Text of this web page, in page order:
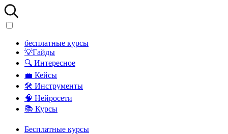
бесплатные курсы
💡Гайды
🔍 Интересное
💼 Кейсы
🛠 Инструменты
🧠 Нейросети
📚 Курсы
Бесплатные курсы